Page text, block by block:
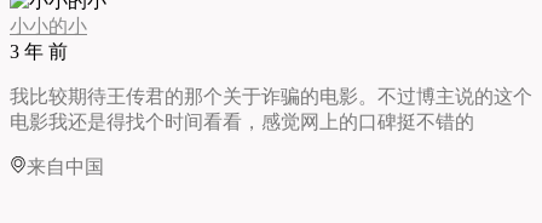
小小的小
3 年 前
我比较期待王传君的那个关于诈骗的电影。不过博主说的这个
电影我还是得找个时间看看，感觉网上的口碑挺不错的
来自中国